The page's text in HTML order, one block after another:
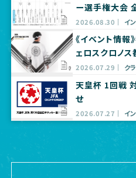
ー選手権大会
2026.08.30 イ
《イベント情報
ェロスクロノス
プ出店のお知
2026.07.29 ク
天皇杯 1回戦
せ
2026.07.27 イ